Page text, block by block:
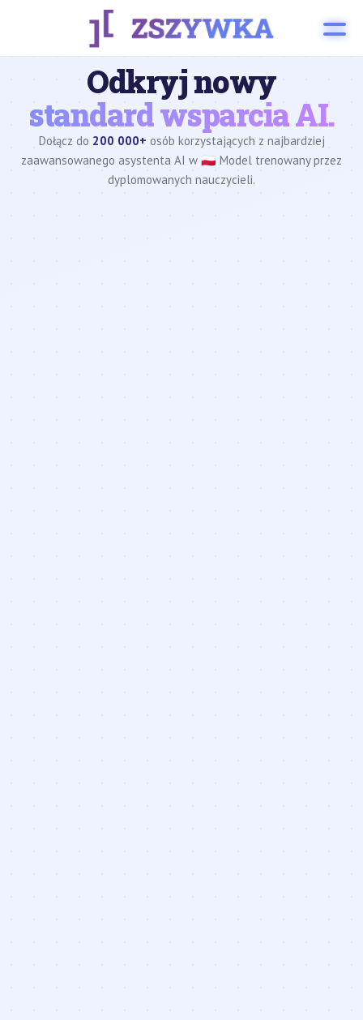
Odkryj nowy
standard wsparcia AI.
Dołącz do 200 000+ osób korzystających z najbardziej
zaawansowanego asystenta AI w 🇵🇱 Model trenowany przez
dyplomowanych nauczycieli.